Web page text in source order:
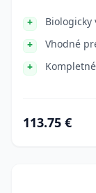
Vhodné
113.75 €